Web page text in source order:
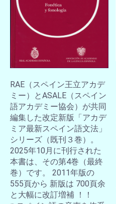
RAE（スペイン王立アカデ
ミー）とASALE（スペイン
語アカデミー協会）が共同
編集した改定新版「アカデ
ミア最新スペイン語文法」
シリーズ（既刊３巻）。
2025年10月に刊行された
本書は、その第4巻（最終
巻）です。 2011年版の
555頁から 新版は 700頁余
と大幅に改訂増補 ！！